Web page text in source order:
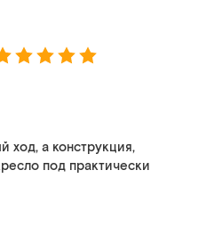
ход, а конструкция,
под практически